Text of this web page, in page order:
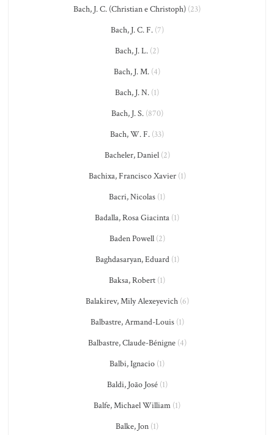
Bach, J. C. (Christian e Christoph) (23)
Bach, J. C. F.(7)
Bach, J. L. (2)
Bach, J. M. (4)
Bach, J. N. (1)
Bach, J. S.(870)
Bach, W. F. (33)
Bacheler, Daniel(2)
Bachixa, Francisco Xavier(1)
Bacri, Nicolas (1)
Badalla, Rosa Giacinta (1)
Baden Powell(2)
Baghdasaryan, Eduard(1)
Baksa, Robert (1)
Balakirev, Mily Alexeyevich(6)
Balbastre, Armand-Louis(1)
Balbastre, Claude-Bénigne(4)
Balbi, Ignacio (1)
Baldi, João José(1)
Balfe, Michael William (1)
Balke, Jon (1)